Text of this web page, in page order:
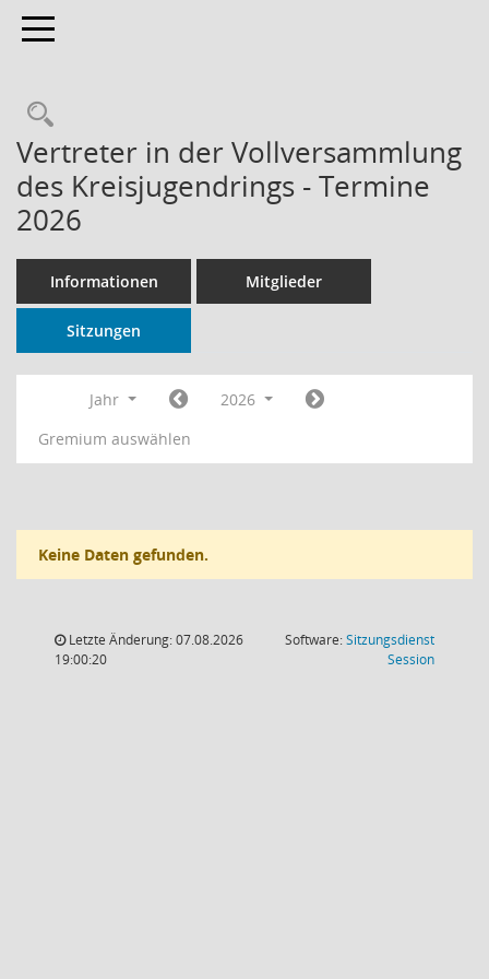
Toggle navigation
Rechercheauswahl
Vertreter in der Vollversammlung
des Kreisjugendrings - Termine
2026
Informationen Mitglieder
Sitzungen
Jahr
2026
Gremium auswählen
Keine Daten gefunden.
Letzte Änderung: 07.08.2026
19:00:20
Software:Sitzungsdienst
Session(Wird in